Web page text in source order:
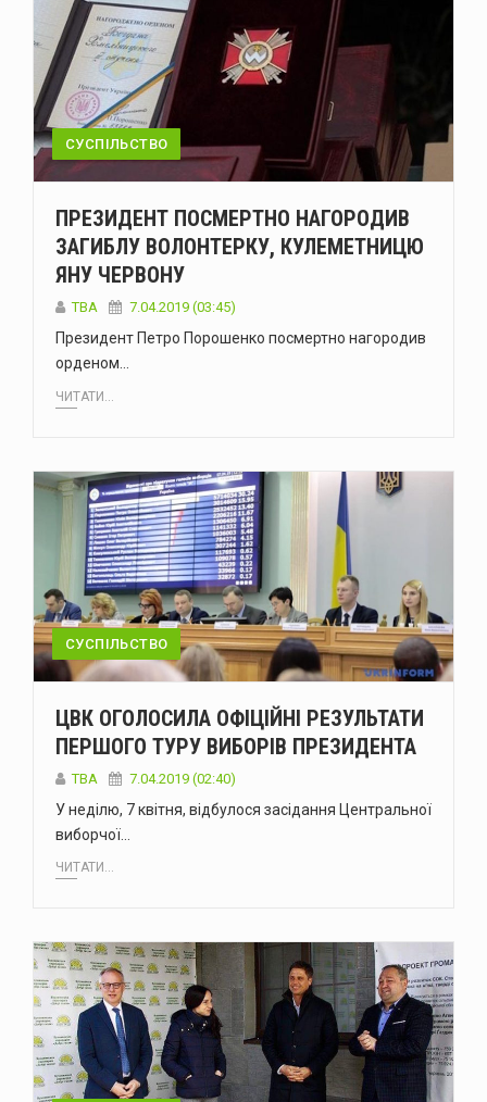
СУСПІЛЬСТВО
ПРЕЗИДЕНТ ПОСМЕРТНО НАГОРОДИВ
ЗАГИБЛУ ВОЛОНТЕРКУ, КУЛЕМЕТНИЦЮ
ЯНУ ЧЕРВОНУ
TBA 7.04.2019 (03:45)
Президент Петро Порошенко посмертно нагородив
орденом…
ЧИТАТИ...
СУСПІЛЬСТВО
ЦВК ОГОЛОСИЛА ОФІЦІЙНІ РЕЗУЛЬТАТИ
ПЕРШОГО ТУРУ ВИБОРІВ ПРЕЗИДЕНТА
TBA 7.04.2019 (02:40)
У неділю, 7 квітня, відбулося засідання Центральної
виборчої…
ЧИТАТИ...